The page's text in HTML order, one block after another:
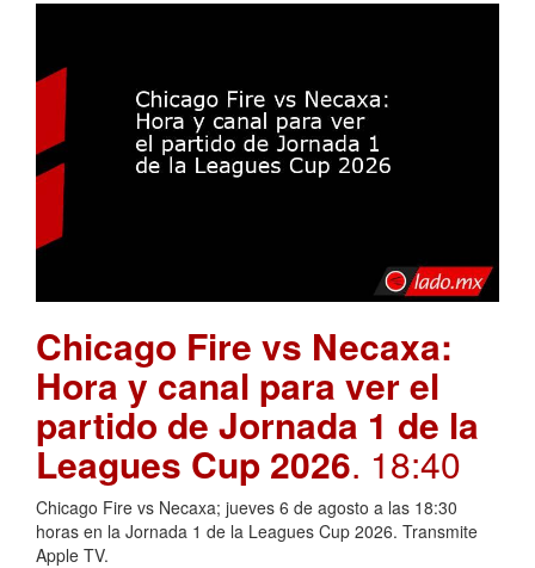
Chicago Fire vs Necaxa:
Hora y canal para ver el
partido de Jornada 1 de la
Leagues Cup 2026. 18:40
Chicago Fire vs Necaxa; jueves 6 de agosto a las 18:30
horas en la Jornada 1 de la Leagues Cup 2026. Transmite
Apple TV.